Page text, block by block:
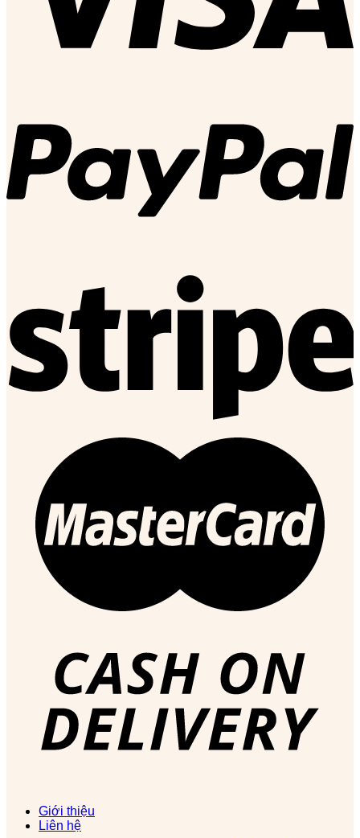
Giới thiệu
Liên hệ